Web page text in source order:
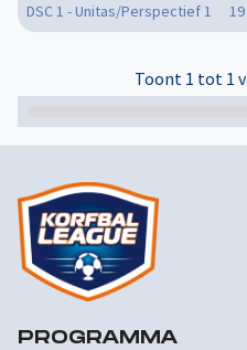
DSC 1 - Unitas/Perspectief 1
Toont 1 tot 1
PROGRAMMA